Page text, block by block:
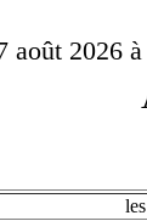
2026